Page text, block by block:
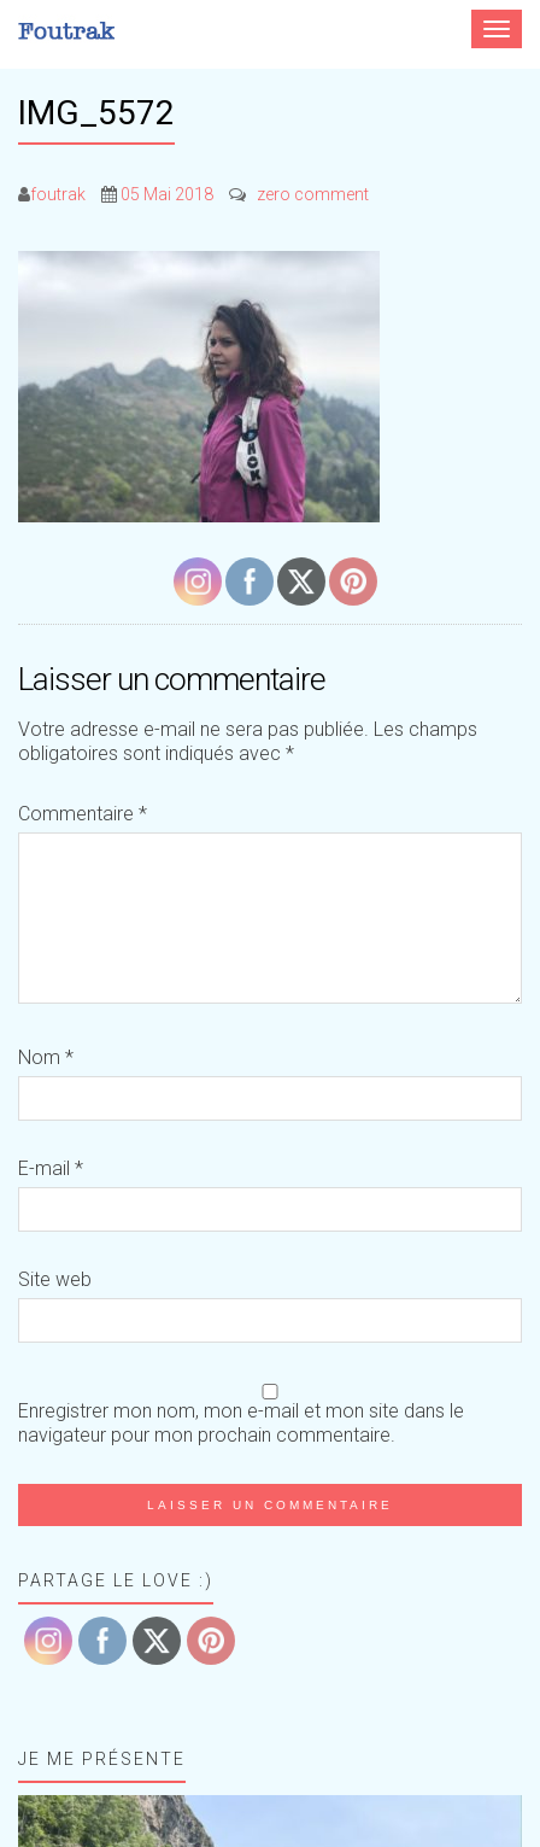
Toggle
IMG_5572
foutrak 05 Mai 2018 zero comment
Laisser un commentaire
Votre adresse e-mail ne sera pas publiée. Les champs
obligatoires sont indiqués avec *
Commentaire *
Nom *
E-mail *
Site web
Enregistrer mon nom, mon e-mail et mon site dans le
navigateur pour mon prochain commentaire.
PARTAGE LE LOVE :)
JE ME PRÉSENTE